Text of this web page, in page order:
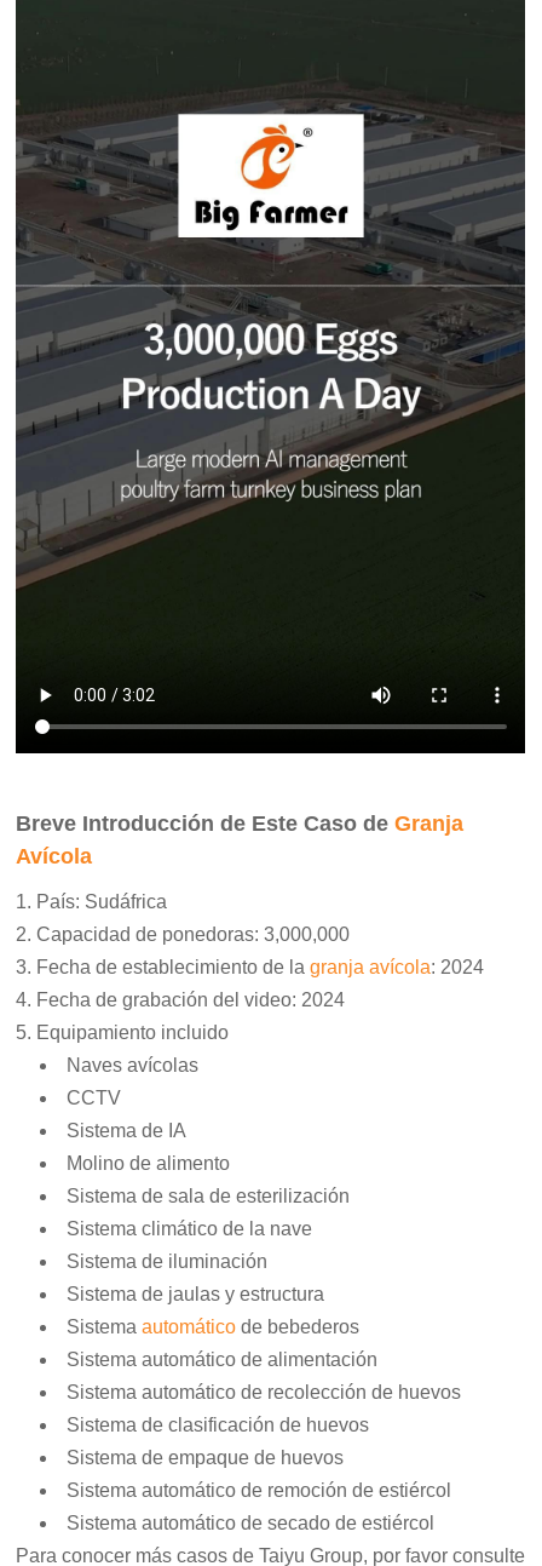
Breve Introducción de Este Caso deGranja
Avícola
País: Sudáfrica
Capacidad de ponedoras: 3,000,000
Fecha de establecimiento de lagranja avícola: 2024
Fecha de grabación del video: 2024
Equipamiento incluido
Naves avícolas
CCTV
Sistema de IA
Molino de alimento
Sistema de sala de esterilización
Sistema climático de la nave
Sistema de iluminación
Sistema de jaulas y estructura
Sistemaautomático de bebederos
Sistema automático de alimentación
Sistema automático de recolección de huevos
Sistema de clasificación de huevos
Sistema de empaque de huevos
Sistema automático de remoción de estiércol
Sistema automático de secado de estiércol
Para conocer más casos de Taiyu Group, por favor consulte